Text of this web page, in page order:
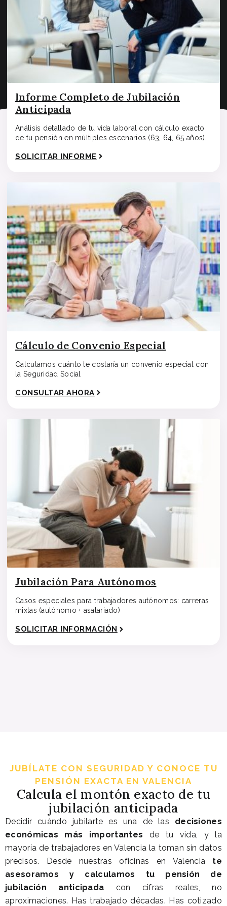
Informe Completo de Jubilación
Anticipada
Análisis detallado de tu vida laboral con cálculo exacto
de tu pensión en múltiples escenarios (63, 64, 65 años).
SOLICITAR INFORME
Cálculo de Convenio Especial
Calculamos cuánto te costaría un convenio especial con
la Seguridad Social
CONSULTAR AHORA
Jubilación Para Autónomos
Casos especiales para trabajadores autónomos: carreras
mixtas (autónomo + asalariado)
SOLICITAR INFORMACIÓN
JUBÍLATE CON SEGURIDAD Y CONOCE TU
PENSIÓN EXACTA EN VALENCIA
Calcula el montón exacto de tu
jubilación anticipada
Decidir cuándo jubilarte es una de las decisiones
económicas más importantes de tu vida, y la
mayoría de trabajadores en Valencia la toman sin datos
precisos. Desde nuestras oficinas en Valencia te
asesoramos y calculamos tu pensión de
jubilación anticipada con cifras reales, no
aproximaciones. Has trabajado décadas. Has cotizado